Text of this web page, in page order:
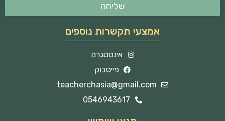
שליחה
אמצעי תקשרות נוספים
אינסטגרם
פייסבוק
teacherchasia@gmail.com
0546943617